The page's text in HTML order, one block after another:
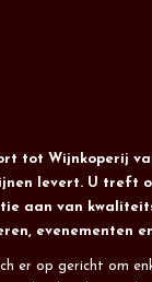
tot Wijnkoperij
levert. U treft
aan van
evenementen
er op gericht om